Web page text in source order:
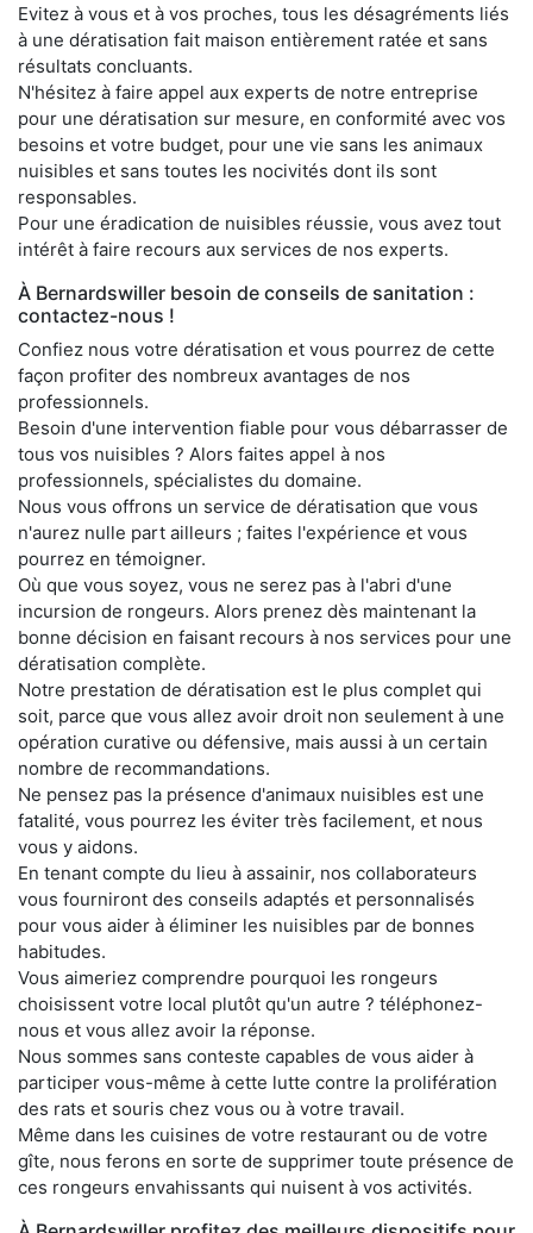
Evitez à vous et à vos proches, tous les désagréments liés
à une dératisation fait maison entièrement ratée et sans
résultats concluants.
N'hésitez à faire appel aux experts de notre entreprise
pour une dératisation sur mesure, en conformité avec vos
besoins et votre budget, pour une vie sans les animaux
nuisibles et sans toutes les nocivités dont ils sont
responsables.
Pour une éradication de nuisibles réussie, vous avez tout
intérêt à faire recours aux services de nos experts.
À Bernardswiller besoin de conseils de sanitation :
contactez-nous !
Confiez nous votre dératisation et vous pourrez de cette
façon profiter des nombreux avantages de nos
professionnels.
Besoin d'une intervention fiable pour vous débarrasser de
tous vos nuisibles ? Alors faites appel à nos
professionnels, spécialistes du domaine.
Nous vous offrons un service de dératisation que vous
n'aurez nulle part ailleurs ; faites l'expérience et vous
pourrez en témoigner.
Où que vous soyez, vous ne serez pas à l'abri d'une
incursion de rongeurs. Alors prenez dès maintenant la
bonne décision en faisant recours à nos services pour une
dératisation complète.
Notre prestation de dératisation est le plus complet qui
soit, parce que vous allez avoir droit non seulement à une
opération curative ou défensive, mais aussi à un certain
nombre de recommandations.
Ne pensez pas la présence d'animaux nuisibles est une
fatalité, vous pourrez les éviter très facilement, et nous
vous y aidons.
En tenant compte du lieu à assainir, nos collaborateurs
vous fourniront des conseils adaptés et personnalisés
pour vous aider à éliminer les nuisibles par de bonnes
habitudes.
Vous aimeriez comprendre pourquoi les rongeurs
choisissent votre local plutôt qu'un autre ? téléphonez-
nous et vous allez avoir la réponse.
Nous sommes sans conteste capables de vous aider à
participer vous-même à cette lutte contre la prolifération
des rats et souris chez vous ou à votre travail.
Même dans les cuisines de votre restaurant ou de votre
gîte, nous ferons en sorte de supprimer toute présence de
ces rongeurs envahissants qui nuisent à vos activités.